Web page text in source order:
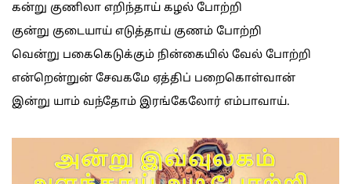
கன்று குணிலா எறிந்தாய் கழல் போற்றி
குன்று குடையாய் எடுத்தாய் குணம் போற்றி
வென்று பகைகெடுக்கும் நின்கையில் வேல் போற்றி
என்றென்றுன் சேவகமே ஏத்திப் பறைகொள்வான்
இன்று யாம் வந்தோம் இரங்கேலோர் எம்பாவாய்.